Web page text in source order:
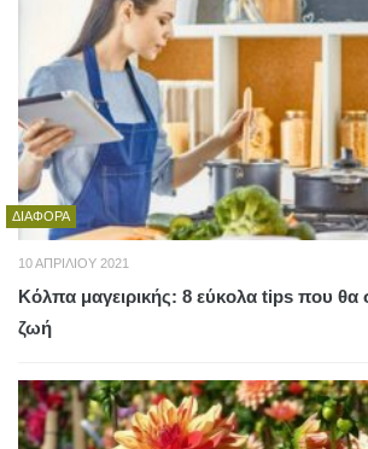
ΔΙΆΦΟΡΑ
10 ΑΠΡΙΛΊΟΥ 2021
Κόλπα μαγειρικής: 8 εύκολα tips που θα
ζωή